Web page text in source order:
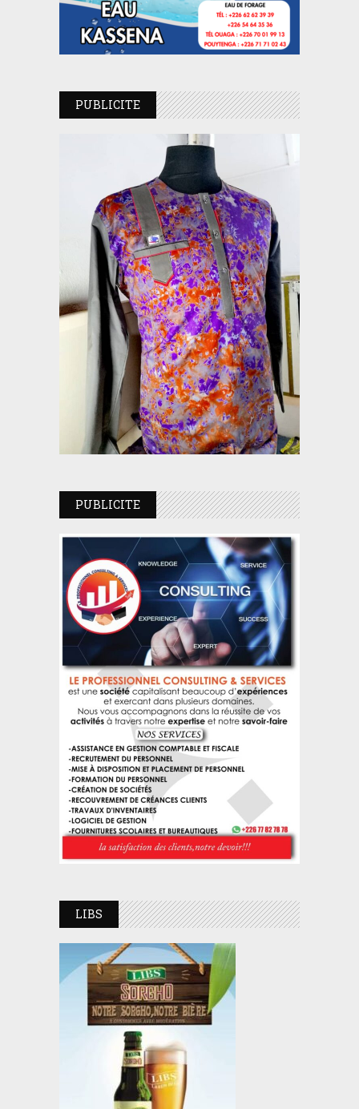
PUBLICITE
PUBLICITE
LIBS